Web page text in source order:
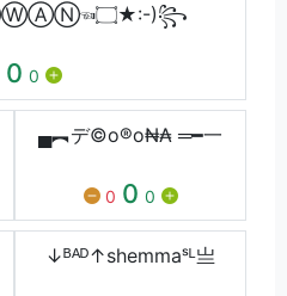
꧁(-:★۝☞Ⓟ︎Ⓐ︎Ⓦ︎Ⓐ︎Ⓝ︎☜۝★:-)꧂
0 0
▄︻デ©o®o₦₳ ═━一
0 0 0
↓ᴮᴬᴰ↑ㅤㅤshemmaˢᴸㅤㅤ亗